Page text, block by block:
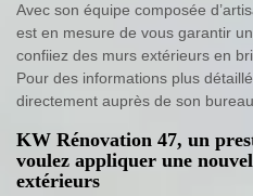
Avec son équipe composée
est en mesure de vous garantir
confiiez des murs extérieurs en
Pour des informations plus
directement auprès de son
KW Rénovation 47, un
voulez appliquer une
extérieurs